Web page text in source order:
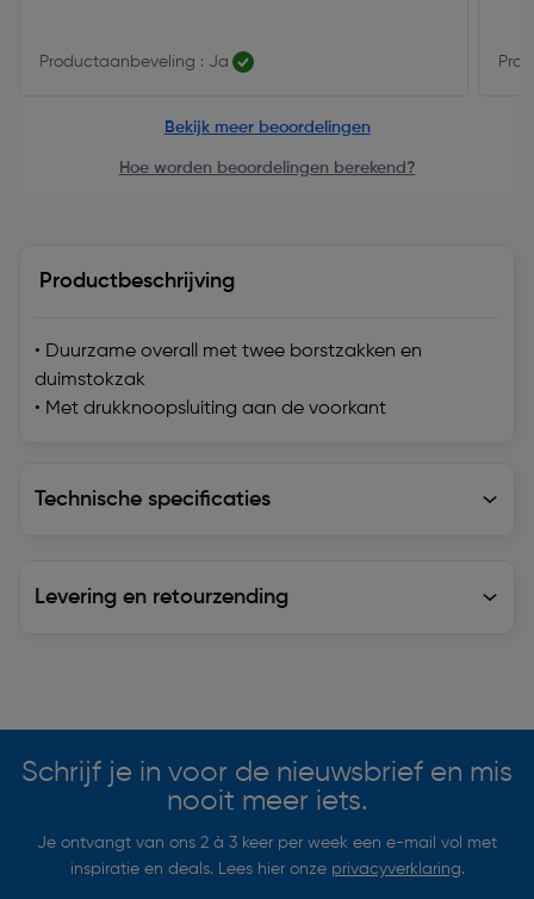
Productaanbeveling : Ja
Bekijk meer beoordelingen
Hoe worden beoordelingen berekend?
Productbeschrijving
• Duurzame overall met twee borstzakken en
duimstokzak
• Met drukknoopsluiting aan de voorkant
Technische specificaties
Levering en retourzending
Schrijf je in voor de nieuwsbrief en mis
nooit meer iets.
Je ontvangt van ons 2 à 3 keer per week een e-mail vol met
inspiratie en deals. Lees hier onze privacyverklaring.